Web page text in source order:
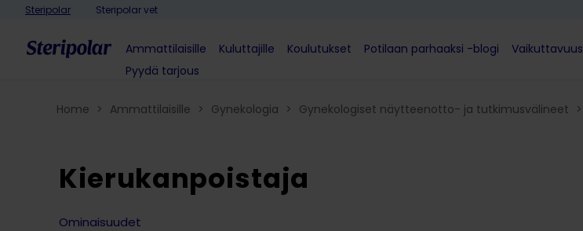
Skip to content
Steripolar Steripolar vet
Ammattilaisille Kuluttajille Koulutukset Potilaan parhaaksi -blogi Vaikuttavuus
Pyydä tarjous
Home > Ammattilaisille > Gynekologia > Gynekologiset näytteenotto- ja tutkimusvälineet >
Kierukanpoistaja
Ominaisuudet